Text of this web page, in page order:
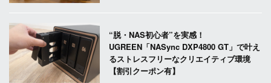
“脱・NAS初心者”を実感！
UGREEN「NASync DXP4800 GT」で叶え
るストレスフリーなクリエイティブ環境
【割引クーポン有】